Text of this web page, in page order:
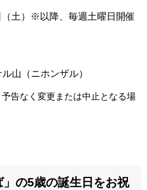
土）※以降、毎週土曜日開催
山（ニホンザル）
告なく変更または中止となる場
の5歳の誕生日をお祝